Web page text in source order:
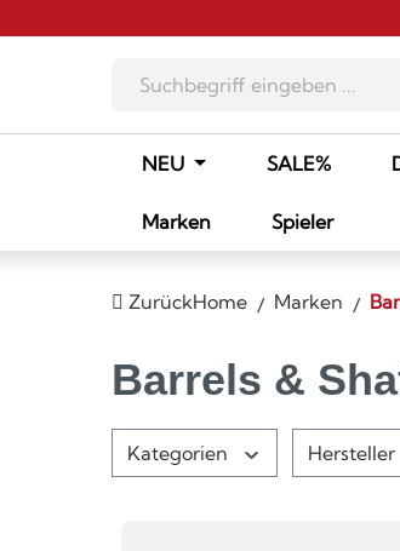
NEU SALE%
Marken Spieler
ZurückHome Marken
Barrels &
Kategorien Hersteller